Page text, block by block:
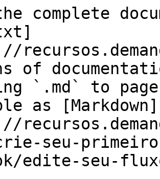
complete
of
`.md` to
as [Markdown]
seu-
edite-seu-